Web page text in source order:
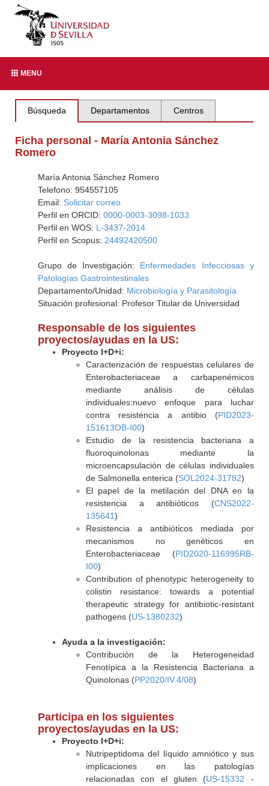
MENU
Búsqueda Departamentos Centros
Ficha personal - María Antonia Sánchez
Romero
María Antonia Sánchez Romero
Telefono: 954557105
Email: Solicitar correo
Perfil en ORCID: 0000-0003-3098-1033
Perfil en WOS: L-3437-2014
Perfil en Scopus: 24492420500
Grupo de Investigación: Enfermedades Infecciosas y
Patologías Gastrointestinales
Departamento/Unidad: Microbiología y Parasitología
Situación profesional: Profesor Titular de Universidad
Responsable de los siguientes
proyectos/ayudas en la US:
Proyecto I+D+i:
Caracterización de respuestas celulares de
Enterobacteriaceae a carbapenémicos
mediante análisis de células
individuales:nuevo enfoque para luchar
contra resistencia a antibio (PID2023-
151613OB-I00)
Estudio de la resistencia bacteriana a
fluoroquinolonas mediante la
microencapsulación de células individuales
de Salmonella enterica (SOL2024-31782)
El papel de la metilación del DNA en la
resistencia a antibióticos (CNS2022-
135641)
Resistencia a antibióticos mediada por
mecanismos no genéticos en
Enterobacteriaceae (PID2020-116995RB-
I00)
Contribution of phenotypic heterogeneity to
colistin resistance: towards a potential
therapeutic strategy for antibiotic-resistant
pathogens (US-1380232)
Ayuda a la investigación:
Contribución de la Heterogeneidad
Fenotípica a la Resistencia Bacteriana a
Quinolonas (PP2020/IV.4/08)
Participa en los siguientes
proyectos/ayudas en la US:
Proyecto I+D+i:
Nutripeptidoma del líquido amniótico y sus
implicaciones en las patologías
relacionadas con el gluten (US-15332 -